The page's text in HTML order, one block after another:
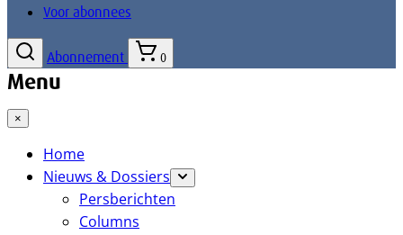
Voor abonnees
Abonnement 0
Menu
×
Home
Nieuws & Dossiers
Persberichten
Columns